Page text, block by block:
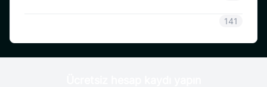
141